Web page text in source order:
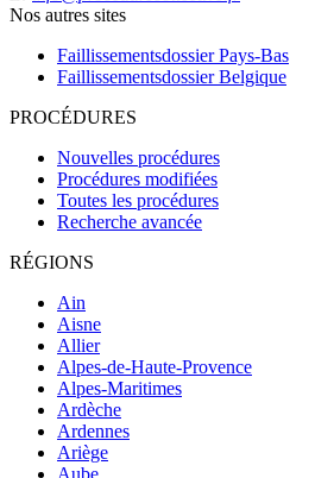
Nos autres sites
Faillissementsdossier Pays-Bas
Faillissementsdossier Belgique
PROCÉDURES
Nouvelles procédures
Procédures modifiées
Toutes les procédures
Recherche avancée
RÉGIONS
Ain
Aisne
Allier
Alpes-de-Haute-Provence
Alpes-Maritimes
Ardèche
Ardennes
Ariège
Aube